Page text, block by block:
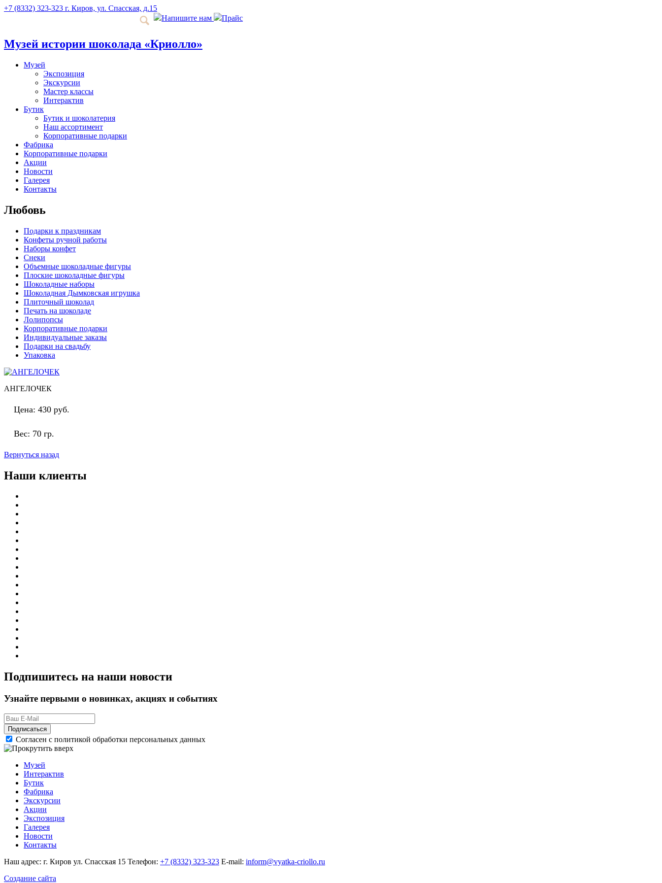
+7 (8332) 323-323 г. Киров, ул. Спасская, д.15
Напишите нам
Прайс
Музей истории шоколада «Криолло»
Музей
Экспозиция
Экскурсии
Мастер классы
Интерактив
Бутик
Бутик и шоколатерия
Наш ассортимент
Корпоративные подарки
Фабрика
Корпоративные подарки
Акции
Новости
Галерея
Контакты
Любовь
Подарки к праздникам
Конфеты ручной работы
Наборы конфет
Снеки
Объемные шоколадные фигуры
Плоские шоколадные фигуры
Шоколадные наборы
Шоколадная Дымковская игрушка
Плиточный шоколад
Печать на шоколаде
Лолипопсы
Корпоративные подарки
Индивидуальные заказы
Подарки на свадьбу
Упаковка
АНГЕЛОЧЕК
Цена: 430 руб.
Вес: 70 гр.
Вернуться назад
Наши клиенты
Подпишитесь на наши новости
Узнайте первыми о новинках, акциях и событиях
Подписаться
Согласен с политикой обработки персональных данных
Музей
Интерактив
Бутик
Фабрика
Экскурсии
Акции
Экспозиция
Галерея
Новости
Контакты
Наш адрес: г. Киров ул. Спасская 15 Телефон: +7 (8332) 323-323 E-mail: inform@vyatka-criollo.ru
Создание сайта